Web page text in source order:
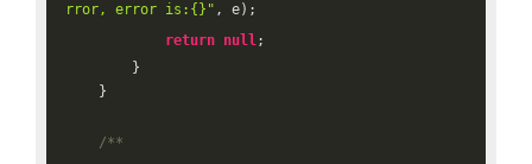
rror, error is:{}" , e);
return null;
}
}
/**